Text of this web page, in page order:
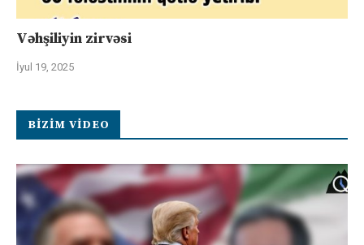
Vəhşiliyin zirvəsi
İyul 19, 2025
BIZIM VIDEO